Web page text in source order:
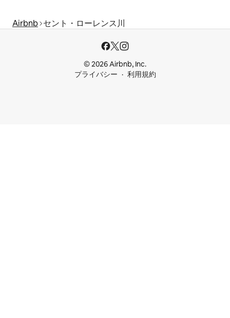
Airbnb セント・ローレンス川
© 2026 Airbnb, Inc.
プライバシー
利用規約